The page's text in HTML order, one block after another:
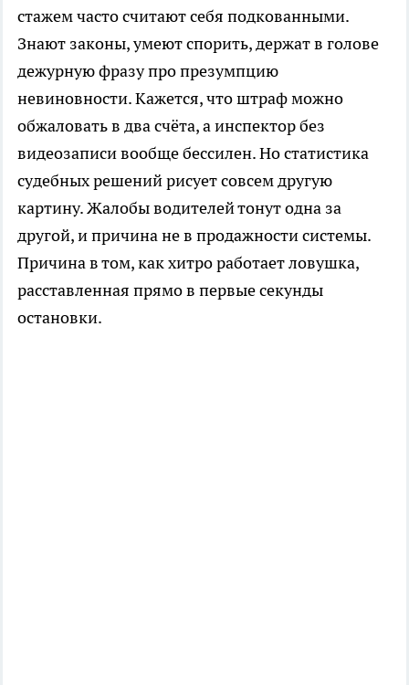
стажем часто считают себя подкованными.
Знают законы, умеют спорить, держат в голове
дежурную фразу про презумпцию
невиновности. Кажется, что штраф можно
обжаловать в два счёта, а инспектор без
видеозаписи вообще бессилен. Но статистика
судебных решений рисует совсем другую
картину. Жалобы водителей тонут одна за
другой, и причина не в продажности системы.
Причина в том, как хитро работает ловушка,
расставленная прямо в первые секунды
остановки.